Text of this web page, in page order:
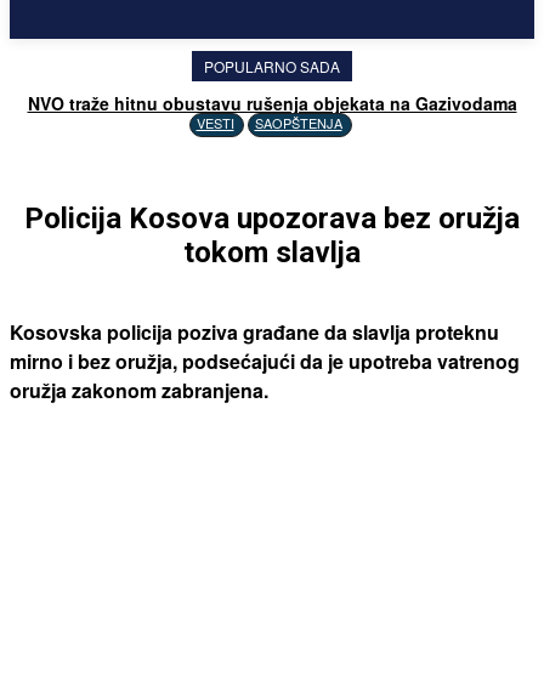
POPULARNO SADA
NVO traže hitnu obustavu rušenja objekata na Gazivodama
VESTI SAOPŠTENJA
Policija Kosova upozorava bez oružja
tokom slavlja
Kosovska policija poziva građane da slavlja proteknu
mirno i bez oružja, podsećajući da je upotreba vatrenog
oružja zakonom zabranjena.